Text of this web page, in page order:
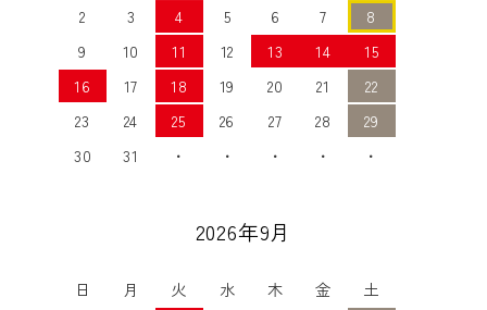
2
3 4 5 6 7
8
9
10 11 12 13 14
15
16
17 18 19 20 21
22
23
24 25 26 27 28
29
30
31 ・ ・ ・ ・ ・
2026年9月
日 月 火 水 木 金
土